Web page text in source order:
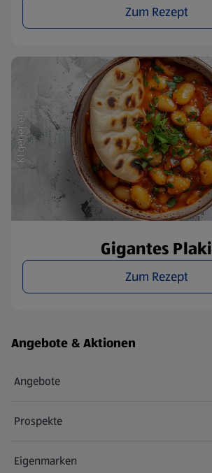
Zum Rezept
Gigantes Plaki
Zum Rezept
Fußzeilenmenü - weitere Links
Angebote & Aktionen
Angebote
Prospekte
Eigenmarken